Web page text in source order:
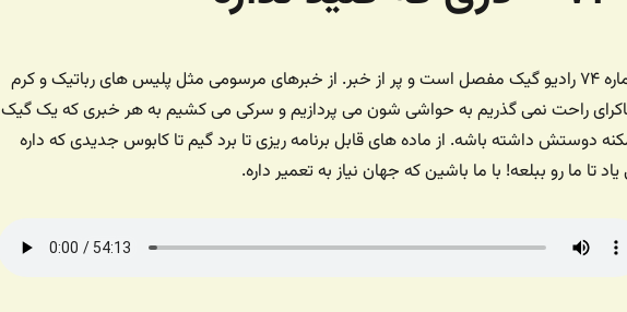
شماره ۷۴ رادیو گیک مفصل است و پر از خبر. از خبرهای مرسومی مثل پلیس های رباتیک و کرم
راحت نمی گذریم به حواشی شون می پردازیم و سرکی می کشیم به هر خبری که یک گیک
دوستش داشته باشه. از ماده های قابل برنامه ریزی تا برد گیم تا کابوس جدیدی که داره
تا ما رو ببلعه! با ما باشین که جهان نیاز به تعمیر داره.